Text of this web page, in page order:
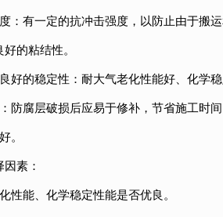
度：有一定的抗冲击强度，以防止由于
的粘结性。
良好的稳定性：耐大气老化性能好、化
防腐层破损后应易于修补，节省施工时
。
素：
性能、化学稳定性能是否优良。